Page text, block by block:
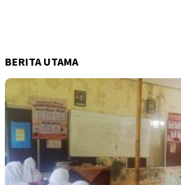
BERITA UTAMA